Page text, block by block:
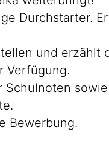
Durchstarter.
und
Verfügung.
Bewerbung.